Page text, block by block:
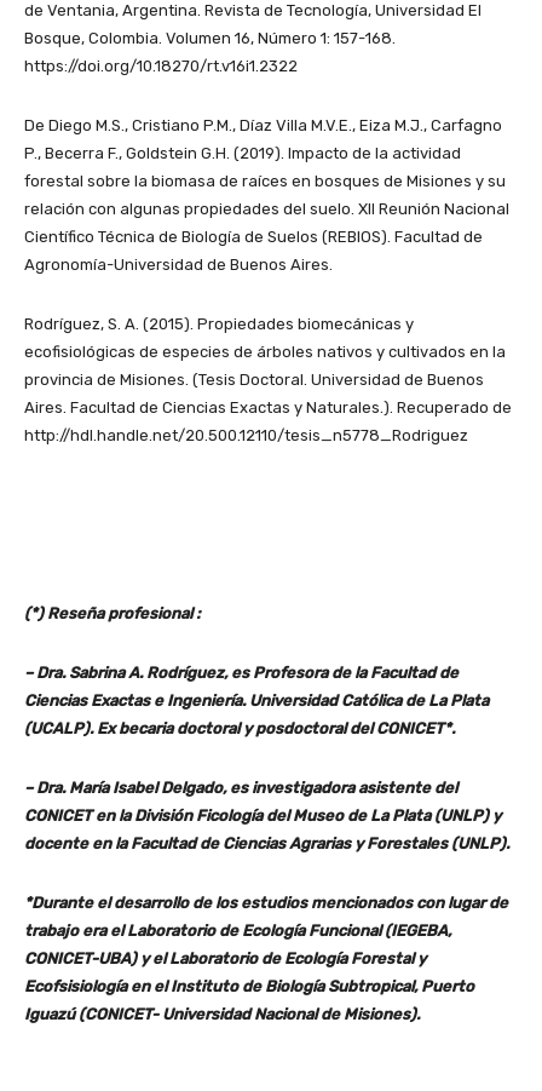
de Ventania, Argentina. Revista de Tecnología, Universidad El
Bosque, Colombia. Volumen 16, Número 1: 157-168.
https://doi.org/10.18270/rt.v16i1.2322
De Diego M.S., Cristiano P.M., Díaz Villa M.V.E., Eiza M.J., Carfagno
P., Becerra F., Goldstein G.H. (2019). Impacto de la actividad
forestal sobre la biomasa de raíces en bosques de Misiones y su
relación con algunas propiedades del suelo. XII Reunión Nacional
Científico Técnica de Biología de Suelos (REBIOS). Facultad de
Agronomía-Universidad de Buenos Aires.
Rodríguez, S. A. (2015). Propiedades biomecánicas y
ecofisiológicas de especies de árboles nativos y cultivados en la
provincia de Misiones. (Tesis Doctoral. Universidad de Buenos
Aires. Facultad de Ciencias Exactas y Naturales.). Recuperado de
http://hdl.handle.net/20.500.12110/tesis_n5778_Rodriguez
(*) Reseña profesional :
– Dra. Sabrina A. Rodríguez, es Profesora de la Facultad de
Ciencias Exactas e Ingeniería. Universidad Católica de La Plata
(UCALP). Ex becaria doctoral y posdoctoral del CONICET*.
– Dra. María Isabel Delgado, es investigadora asistente del
CONICET en la División Ficología del Museo de La Plata (UNLP) y
docente en la Facultad de Ciencias Agrarias y Forestales (UNLP).
*Durante el desarrollo de los estudios mencionados con lugar de
trabajo era el Laboratorio de Ecología Funcional (IEGEBA,
CONICET-UBA) y el Laboratorio de Ecología Forestal y
Ecofsisiología en el Instituto de Biología Subtropical, Puerto
Iguazú (CONICET- Universidad Nacional de Misiones).